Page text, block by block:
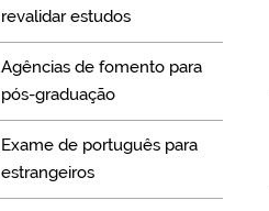
revalidar estudos
Agências de fomento para
pós-graduação
Exame de português para
estrangeiros